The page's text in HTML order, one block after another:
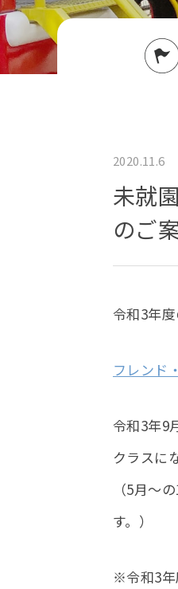
2020.11.6
未就
のご
令和3年
フレンド
令和3年9
クラスに
（5月～
す。）
※令和3年